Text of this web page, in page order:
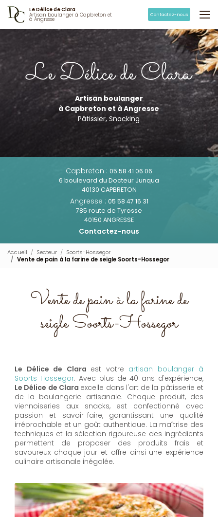
Aller
contenu
principal
Le Délice de Clara
Artisan boulanger à Capbreton et
à Angresse
Contactez-nous
Artisan boulanger
à Capbreton et à Angresse
Pâtissier, Snacking
Capbreton : 05 58 41 06 06
6 boulevard du Docteur Junqua
40130 CAPBRETON
Angresse : 05 58 47 16 31
785 route de Tyrosse
40150 ANGRESSE
Contactez-nous
Accueil Secteur
Soorts-Hossegor
Vente de pain à la farine de seigle Soorts-Hossegor
Vente de pain à la farine de
seigle Soorts-Hossegor
Le Délice de Clara est votre artisan boulanger à
Soorts-Hossegor. Avec plus de 40 ans d'expérience,
Le Délice de Clara excelle dans l'art de la pâtisserie et
de la boulangerie artisanale. Chaque produit, des
viennoiseries aux snacks, est confectionné avec
passion et savoir-faire, garantissant une qualité
irréprochable et un goût authentique. La maîtrise des
techniques et la sélection rigoureuse des ingrédients
permettent de proposer des produits frais et
savoureux chaque jour et offre ainsi une expérience
culinaire artisanale inégalée.